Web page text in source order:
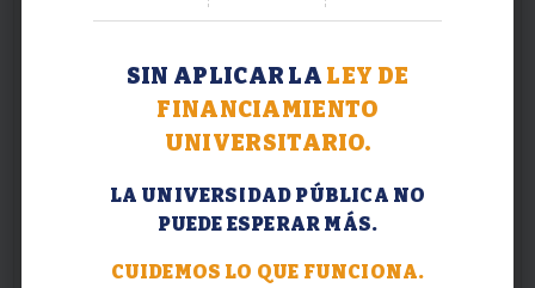
SIN APLICAR LA LEY DE
FINANCIAMIENTO
UNIVERSITARIO.
LA UNIVERSIDAD PÚBLICA NO
PUEDE ESPERAR MÁS.
CUIDEMOS LO QUE FUNCIONA.